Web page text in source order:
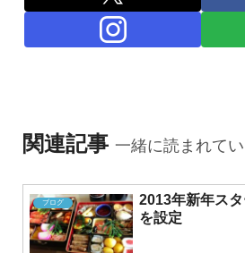
関連記事 一緒に読まれて
ブログ
2013年新年ス
を設定